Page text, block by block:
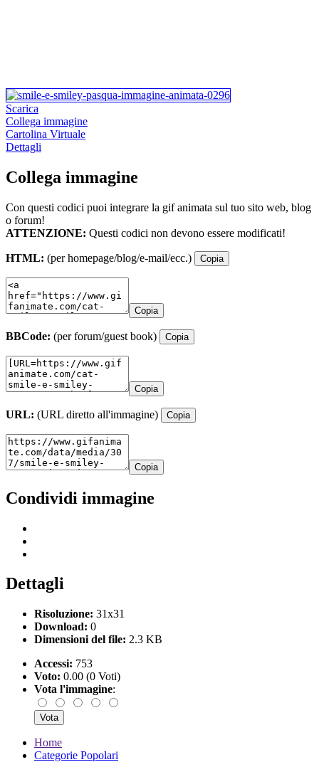
Scarica
Collega immagine
Cartolina Virtuale
Dettagli
Collega immagine
Con questi codici puoi integrare la gif animata sul tuo sito web, blog
o forum!
ATTENZIONE: Questi codici non devono essere modificati!
HTML: (per homepage/blog/e-mail/ecc.) Copia
Copia
BBCode: (per forum/guest book) Copia
Copia
URL: (URL diretto all'immagine) Copia
Copia
Condividi immagine
Dettagli
Risoluzione: 31x31
Download: 0
Dimensioni del file: 2.3 KB
Accessi: 753
Voto: 0.00 (0 Voti)
Vota l'immagine:
Home
Categorie Popolari